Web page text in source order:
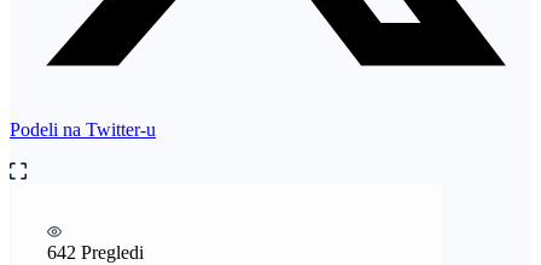
Podeli na Twitter-u
642 Pregledi